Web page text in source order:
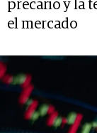
precario y la
el mercado